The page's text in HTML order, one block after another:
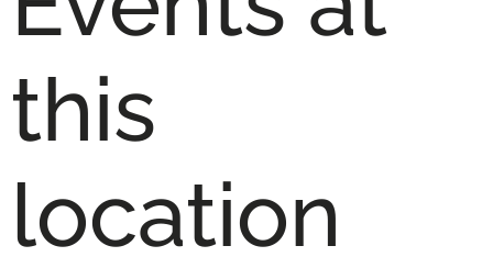
this
location